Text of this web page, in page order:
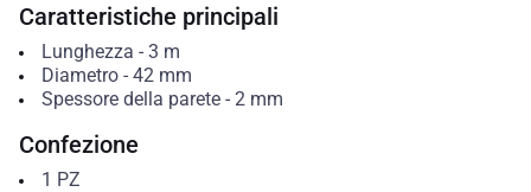
Caratteristiche principali
Lunghezza - 3 m
Diametro- 42 mm
Spessore della parete- 2 mm
Confezione
1 PZ